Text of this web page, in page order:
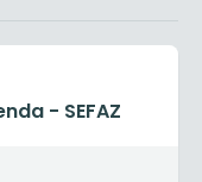
- SEFAZ